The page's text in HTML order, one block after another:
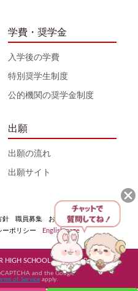
学費・奨学金
入学後の学費
特別奨学生制度
公的機関の奨学金制度
出願
出願の流れ
出願サイト
針 職員募集
お問い合わせ
ーポリシー English page
HIGH SCHOOL All Rights Reserved
and the Google
of Service apply.